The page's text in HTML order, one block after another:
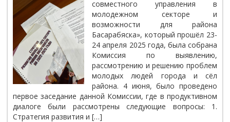
совместного управления в
молодежном секторе и
возможности для района
Басарабяска», который прошёл 23-
24 апреля 2025 года, была собрана
Комиссия по выявлению,
рассмотрению и решению проблем
молодых людей города и сёл
района. 4 июня, было проведено
первое заседание данной Комиссии, где в продуктивном
диалоге были рассмотрены следующие вопросы: 1.
Стратегия развития и […]